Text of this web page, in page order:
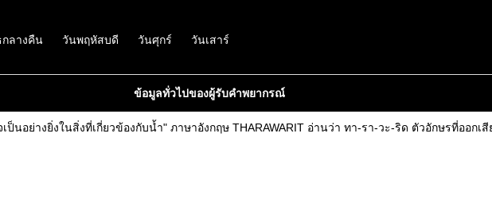
ลางคืน วันพฤหัสบดี วันศุกร์ วันเสาร์
ข้อมูลทั่วไปของผู้รับคำพยากรณ์
นอย่างยิ่งในสิ่งที่เกี่ยวข้องกับน้ำ" ภาษาอังกฤษ THARAWARIT อ่านว่า ทา-รา-วะ-ริด ตัวอักษรที่ออกเ